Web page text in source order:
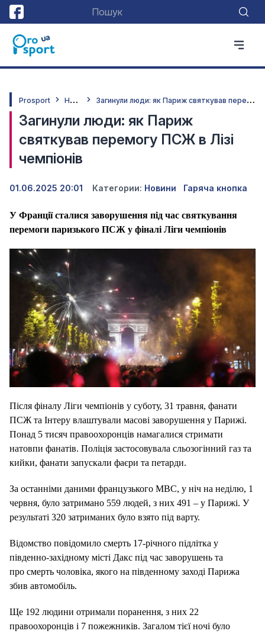
Prosport Н
овини З
агинули люди: як Париж святкував перемогу ПСЖ в Лізі чемпіонів
Загинули люди: як Париж
святкував перемогу ПСЖ в Лізі
чемпіонів
01.06.2025 20:01 Категории: Новини Гаряча кнопка
У Франції сталися заворушення під час святкування
перемоги паризького ПСЖ у фіналі Ліги чемпіонів
Після фіналу Ліги чемпіонів у суботу, 31 травня, фанати
ПСЖ та Інтеру влаштували масові заворушення у Парижі.
Понад 5 тисяч правоохоронців намагалися стримати
натовпи фанатів. Поліція застосовувала сльозогінний газ та
кийки, фанати запускали фаєри та петарди.
За останніми даними французького МВС, у ніч на неділю, 1
червня, було затримано 559 людей, з них 491 – у Парижі. У
результаті 320 затриманих було взято під варту.
Відомство повідомило смерть 17-річного підлітка у
південно-західному місті Дакс під час заворушень та
про смерть чоловіка, якого на південному заході Парижа
збив автомобіль.
Ще 192 людини отримали поранення, з них 22
правоохоронців і 7 пожежників. Загалом тієї ночі було